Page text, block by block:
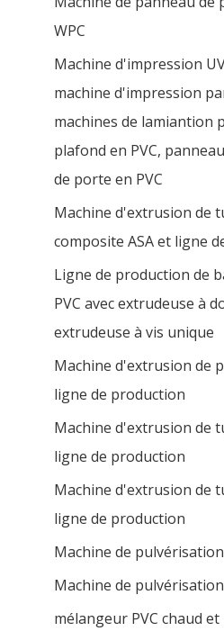
WPC
Machine d'impression
machine d'impression
machines de lamiantion
plafond en PVC,
de porte en PVC
Machine d'extrusion de
composite ASA et ligne
Ligne de production de
PVC avec extrudeuse à
extrudeuse à vis unique
Machine d'extrusion de
ligne de production
Machine d'extrusion de
ligne de production
Machine d'extrusion de
ligne de production
Machine de pulvérisation
Machine de pulvérisation
mélangeur PVC chaud